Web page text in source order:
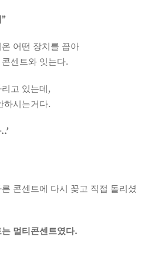
어떤 장치를 꼽아
센트와 잇는다.
고 있는데,
하시는거다.
콘센트에 다시 꽂고 직접 돌리셨
멀티콘센트였다.